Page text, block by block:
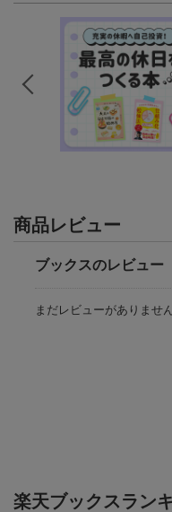
商品レビュー
ブックスのレビュー
まだレビューがありません
楽天ブックスラン